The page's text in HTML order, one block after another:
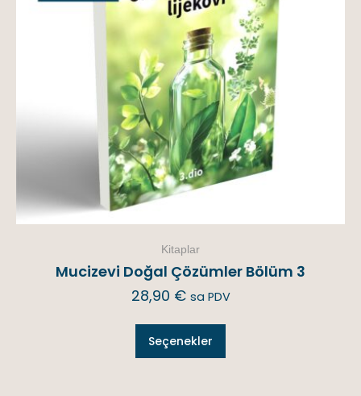
Kitaplar
Mucizevi Doğal Çözümler Bölüm 3
28,90 € sa PDV
Seçenekler